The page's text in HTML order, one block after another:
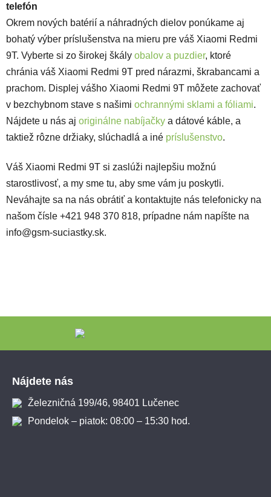
telefón
Okrem nových batérií a náhradných dielov ponúkame aj
bohatý výber príslušenstva na mieru pre váš Xiaomi Redmi
9T. Vyberte si zo širokej škály obalov a puzdier, ktoré
chránia váš Xiaomi Redmi 9T pred nárazmi, škrabancami a
prachom. Displej vášho Xiaomi Redmi 9T môžete zachovať
v bezchybnom stave s našimi ochrannými sklami a fóliami.
Nájdete u nás aj originálne nabíjačky a dátové káble, a
taktiež rôzne držiaky, slúchadlá a iné príslušenstvo.
Váš Xiaomi Redmi 9T si zaslúži najlepšiu možnú
starostlivosť, a my sme tu, aby sme vám ju poskytli.
Neváhajte sa na nás obrátiť a kontaktujte nás telefonicky na
našom čísle +421 948 370 818, prípadne nám napíšte na
info@gsm-suciastky.sk.
Nájdete nás
Železničná 199/46, 98401 Lučenec
Pondelok – piatok: 08:00 – 15:30 hod.